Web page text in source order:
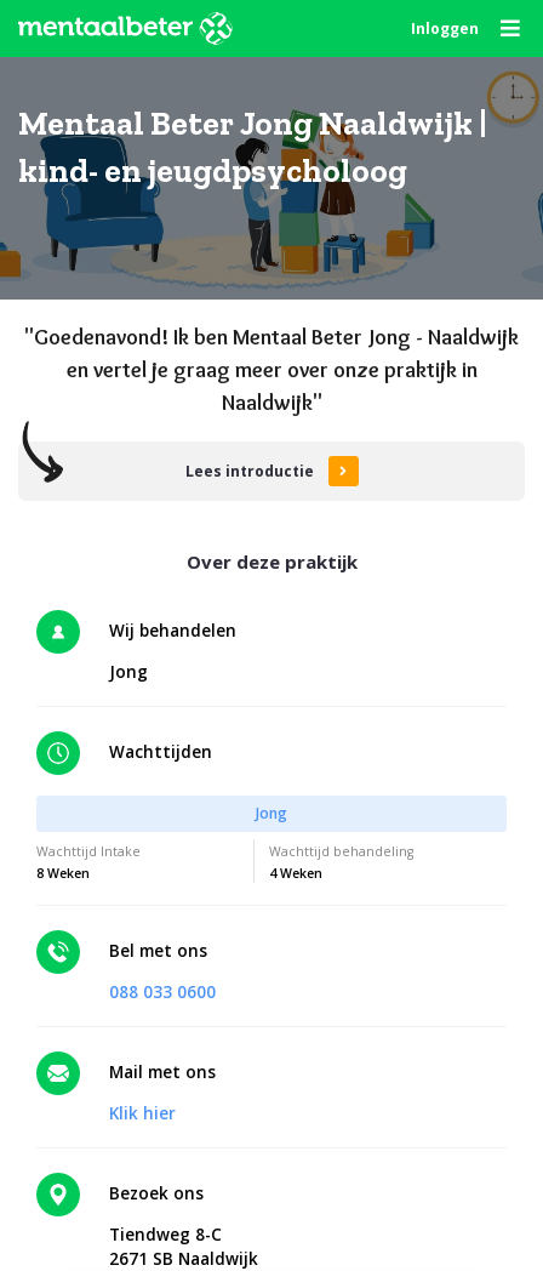
content
Inloggen
Mentaal Beter Jong Naaldwijk |
kind- en jeugdpsycholoog
"Goedenavond! Ik ben Mentaal Beter Jong - Naaldwijk
en vertel je graag meer over onze praktijk in
Naaldwijk"
Lees introductie
Wij behandelen
Jong
Wachttijden
Jong
Wachttijd Intake
Wachttijd behandeling
8 Weken
4 Weken
Bel met ons
088 033 0600
Mail met ons
Klik hier
Bezoek ons
Tiendweg 8-C
2671 SB Naaldwijk